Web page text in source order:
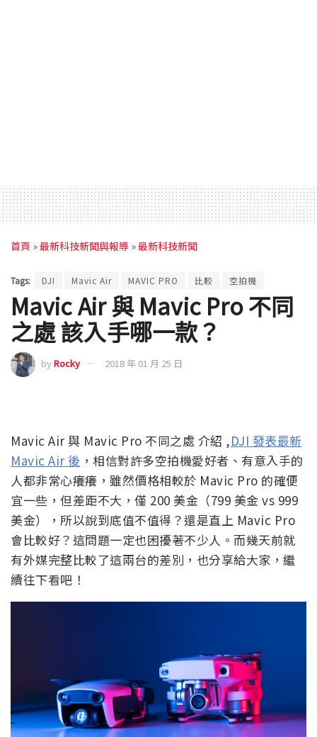
首頁 »最新科技新聞與報導 »最新科技新聞
Tags: DJI Mavic Air MAVIC PRO 比較 空拍機
Mavic Air 與 Mavic Pro 不同
之處 該入手哪一款？
byRocky 2018 年 01 月 25 日
Mavic Air 與 Mavic Pro 不同之處 介紹 ,DJI 發表最新
Mavic Air 後 ，相信對許多空拍機愛好者、有意入手的
人都非常心癢癢，雖然價格相較於 Mavic Pro 的確便
宜一些，但差距不大，僅 200 美金（799 美金 vs 999
美金），所以說到底值不值得？還是直上 Mavic Pro
會比較好？這問題一定也困擾著不少人。而幾天前就
有外媒完整比較了這兩台的差別，也分享給大家，繼
續往下看吧！